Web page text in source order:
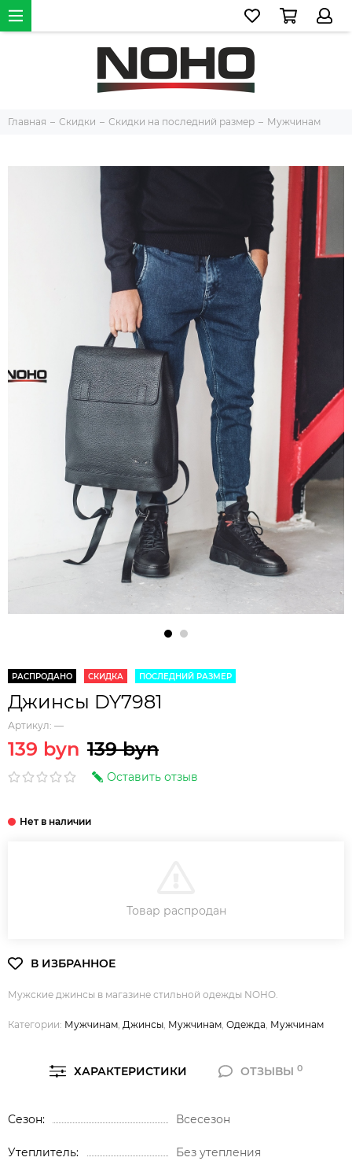
Главная Скидки Скидки на последний размер Мужчинам
РАСПРОДАНО СКИДКА ПОСЛЕДНИЙ РАЗМЕР
Джинсы DY7981
Артикул: —
139 byn 139 byn
Оставить отзыв
Товар распродан
Мужские джинсы в магазине стильной одежды NOHO.
Категории: Мужчинам, Джинсы, Мужчинам, Одежда, Мужчинам
ХАРАКТЕРИСТИКИ ОТЗЫВЫ0
Сезон Всесезон
Утеплитель Без утепления